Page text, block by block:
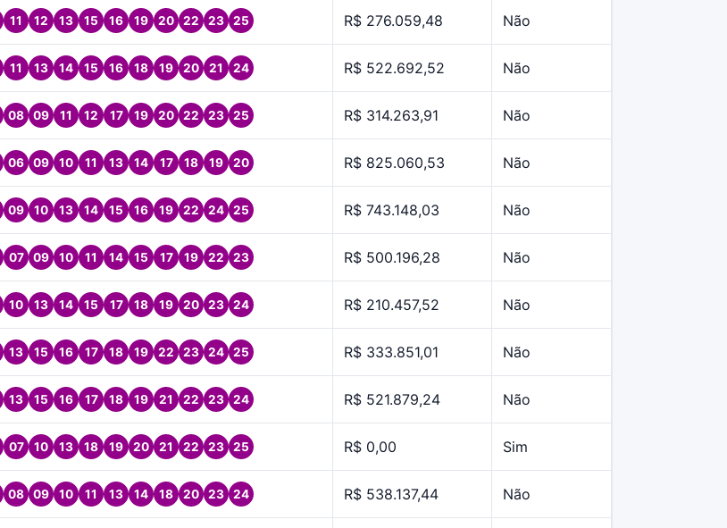
11 12 13 15 16 19 20 22 23 25 R$ 276.059,48 Não
11 13 14 15 16 18 19 20 21 24 R$ 522.692,52 Não
08 09 11 12 17 19 20 22 23 25 R$ 314.263,91 Não
06 09 10 11 13 14 17 18 19 20 R$ 825.060,53 Não
09 10 13 14 15 16 19 22 24 25 R$ 743.148,03 Não
07 09 10 11 14 15 17 19 22 23 R$ 500.196,28 Não
10 13 14 15 17 18 19 20 23 24 R$ 210.457,52 Não
13 15 16 17 18 19 22 23 24 25 R$ 333.851,01 Não
13 15 16 17 18 19 21 22 23 24 R$ 521.879,24 Não
07 10 13 18 19 20 21 22 23 25 R$ 0,00 Sim
08 09 10 11 13 14 18 20 23 24 R$ 538.137,44 Não